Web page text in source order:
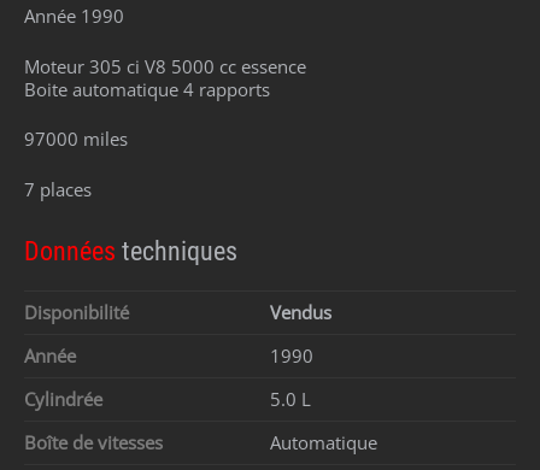
Année 1990
Moteur 305 ci V8 5000 cc essence
Boite automatique 4 rapports
97000 miles
7 places
Données techniques
Disponibilité
Vendus
Année
1990
Cylindrée
5.0 L
Boîte de vitesses
Automatique